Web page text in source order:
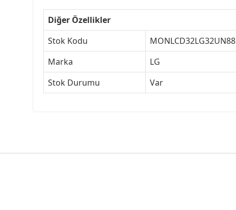
Diğer Özellikler
Stok Kodu
MONLCD32LG32UN88
Marka
LG
Stok Durumu
Var